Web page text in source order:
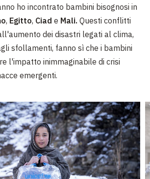
ho incontrato bambini bisognosi in
, Egitto, Ciad e Mali. Questi conflitti
dei disastri legati al clima,
sfollamenti, fanno sì che i bambini
l'impatto inimmaginabile di crisi
emergenti.